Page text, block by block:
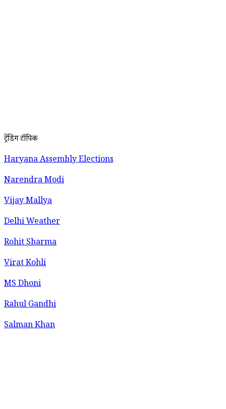
ट्रेंडिंग टॉपिक
Haryana Assembly Elections
Narendra Modi
Vijay Mallya
Delhi Weather
Rohit Sharma
Virat Kohli
MS Dhoni
Rahul Gandhi
Salman Khan